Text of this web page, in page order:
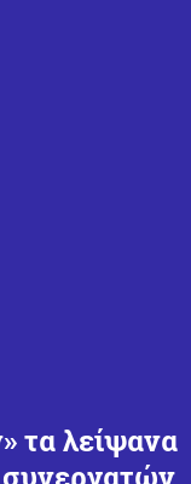
τα λείψανα